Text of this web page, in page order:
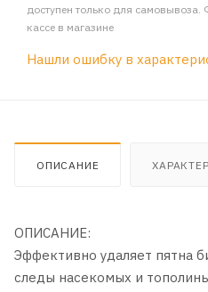
доступен только для самовывоза.
кассе в магазине
Нашли ошибку в
ОПИСАНИЕ
ОПИСАНИЕ:
Эффективно удаляет пятна
следы насекомых и